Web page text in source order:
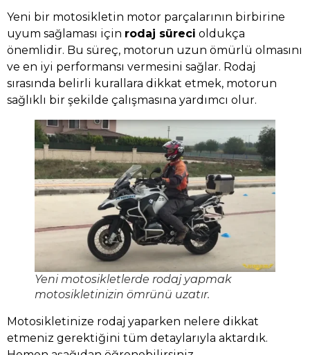
Yeni bir motosikletin motor parçalarının birbirine
uyum sağlaması için rodaj süreci oldukça
önemlidir. Bu süreç, motorun uzun ömürlü olmasını
ve en iyi performansı vermesini sağlar. Rodaj
sırasında belirli kurallara dikkat etmek, motorun
sağlıklı bir şekilde çalışmasına yardımcı olur.
Yeni motosikletlerde rodaj yapmak
motosikletinizin ömrünü uzatır.
Motosikletinize rodaj yaparken nelere dikkat
etmeniz gerektiğini tüm detaylarıyla aktardık.